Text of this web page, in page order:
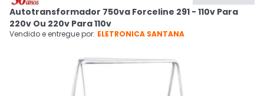
Cupons
Ativar tradutor em libras
CADASTRE-SE
Autotransformador 750va Forceline 291 - 110v Para
220v Ou 220v Para 110v
Vendido e entregue por: ELETRONICA SANTANA